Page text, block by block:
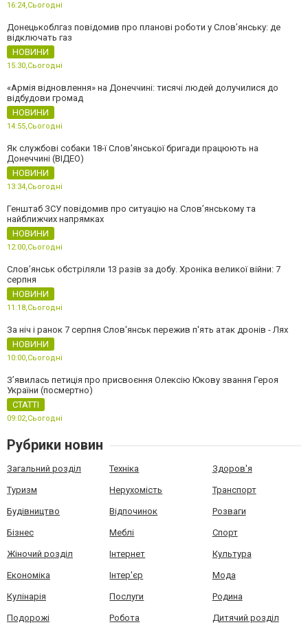
16:24,Сьогодні
Донецькоблгаз повідомив про планові роботи у Слов’янську: де
відключать газ
НОВИНИ
15:30,Сьогодні
«Армія відновлення» на Донеччині: тисячі людей долучилися до
відбудови громад
НОВИНИ
14:55,Сьогодні
Як службові собаки 18-ї Слов'янської бригади працюють на
Донеччині (ВІДЕО)
НОВИНИ
13:34,Сьогодні
Генштаб ЗСУ повідомив про ситуацію на Слов’янському та
найближчих напрямках
НОВИНИ
12:00,Сьогодні
Слов’янськ обстріляли 13 разів за добу. Хроніка великої війни: 7
серпня
НОВИНИ
11:18,Сьогодні
За ніч і ранок 7 серпня Слов'янськ пережив п'ять атак дронів - Лях
НОВИНИ
10:00,Сьогодні
З’явилась петиція про присвоєння Олексію Юкову звання Героя
України (посмертно)
СТАТТІ
09:02,Сьогодні
Рубрики новин
Загальний розділ Техніка Здоров'я
Туризм Нерухомість Транспорт
Будівництво Відпочинок Розваги
Бізнес Меблі Спорт
Жіночий розділ Інтернет Культура
Економіка Інтер'єр Мода
Кулінарія Послуги Родина
Подорожі Робота Дитячий розділ